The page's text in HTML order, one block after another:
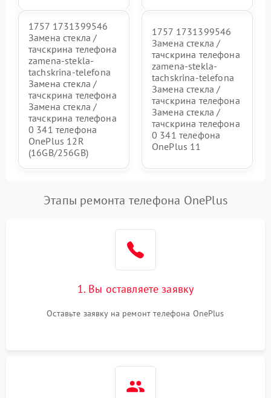
1757 1731399546
Замена стекла /
тачскрина телефона
zamena-stekla-
tachskrina-telefona
Замена стекла /
тачскрина телефона
Замена стекла /
тачскрина телефона
0 341 телефона
OnePlus 12R
(16GB/256GB)
1757 1731399546
Замена стекла /
тачскрина телефона
zamena-stekla-
tachskrina-telefona
Замена стекла /
тачскрина телефона
Замена стекла /
тачскрина телефона
0 341 телефона
OnePlus 11
Этапы ремонта телефона OnePlus
1. Вы оставляете заявку
Оставьте заявку на ремонт телефона OnePlus